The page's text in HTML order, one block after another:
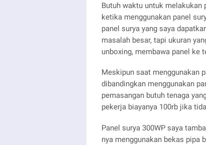
Butuh waktu untuk melakukan
ketika menggunakan panel
panel surya yang saya
masalah besar, tapi ukuran
unboxing, membawa panel ke
Meskipun saat menggunakan
dibandingkan menggunakan
pemasangan butuh tenaga
pekerja biayanya 100rb jika
Panel surya 300WP saya
nya menggunakan bekas pipa